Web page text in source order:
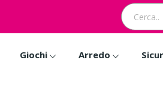
Giochi Arredo